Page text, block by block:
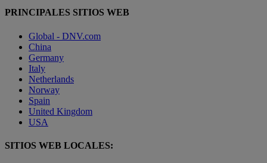
PRINCIPALES SITIOS WEB
Global - DNV.com
China
Germany
Italy
Netherlands
Norway
Spain
United Kingdom
USA
SITIOS WEB LOCALES: